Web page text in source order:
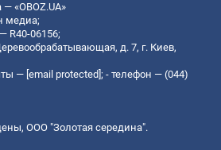
«OBOZ.UA»
медиа;
R40-06156;
д. 7, г. Киев,
— [email protected] ; - телефон — (044)
ООО "Золотая середина".